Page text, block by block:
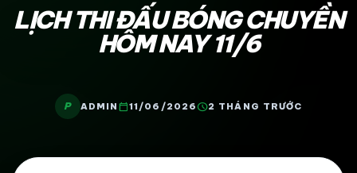
LỊCH THI ĐẤU BÓNG CHUYỀN
HÔM NAY 11/6
P ADMIN calendar_today11/06/2026schedule2 THÁNG TRƯỚC